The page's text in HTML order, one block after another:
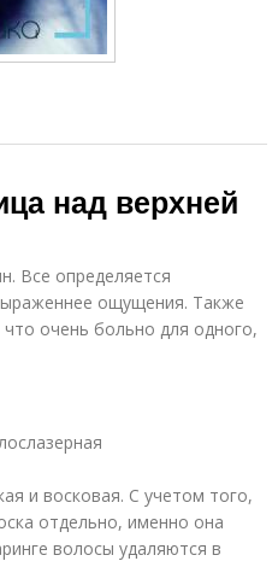
над верхней
Все определяется
ощущения. Также
очень больно для одного,
и восковая. С учетом того,
отдельно, именно она
волосы удаляются в